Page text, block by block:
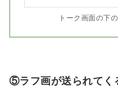
トーク画面の下
⑤ラフ画が送られてく